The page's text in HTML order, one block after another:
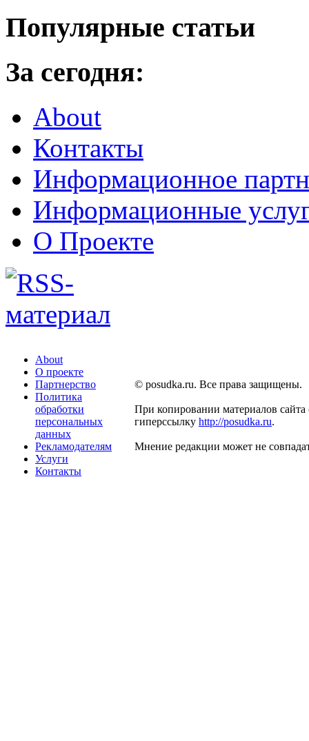
Популярные статьи
За сегодня:
About
Контакты
Информационное
Информационные
О Проекте
About
О проекте
Партнерство
Политика
обработки
персональных
данных
Рекламодателям
Услуги
Контакты
© posudka.ru. Все права защищены.
При копировании материалов сайта
гиперссылку http://posudka.ru.
Мнение редакции может не